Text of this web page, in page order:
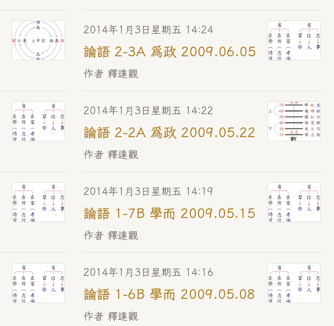
2014年1月3日星期五 14:24
論語 2-3A 為政 2009.06.05
作者 釋達觀
2014年1月3日星期五 14:22
論語 2-2A 為政 2009.05.22
作者 釋達觀
2014年1月3日星期五 14:19
論語 1-7B 學而 2009.05.15
作者 釋達觀
2014年1月3日星期五 14:16
論語 1-6B 學而 2009.05.08
作者 釋達觀